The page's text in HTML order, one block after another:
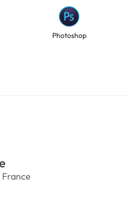
Photoshop
France